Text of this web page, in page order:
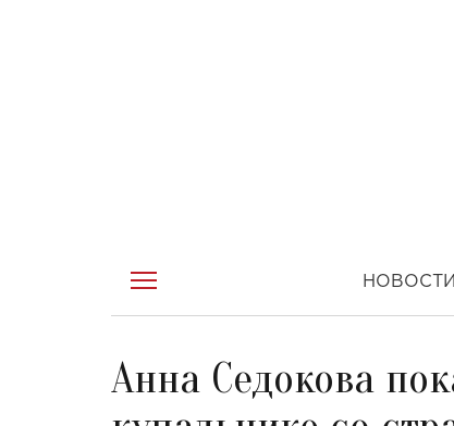
НОВОСТИ
Анна Седокова